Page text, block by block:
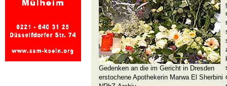
Gedenken an die im Gericht in Dresden
erstochene Apothekerin Marwa El Sherbini